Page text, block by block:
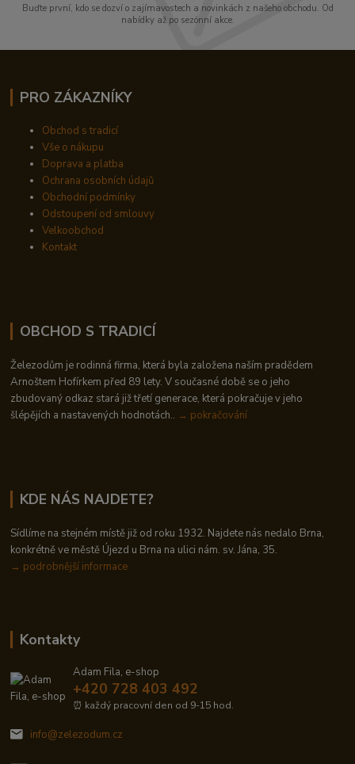
Buďte první, kdo se dozví o zajímavostech a novinkách z našeho obchodu. Od
nabídky až po sezónní akce.
PRO ZÁKAZNÍKY
Obchod s tradicí
Vše o nákupu
Doprava a platba
Ochrana osobních údajů
Obchodní podmínky
Odstoupení od smlouvy
Velkoobchod
Kontakt
OBCHOD S TRADICÍ
Železodům je rodinná firma, která byla založena naším pradědem
Arnoštem Hofírkem před 89 lety. V současné době se o jeho
zbudovaný odkaz stará již třetí generace, která pokračuje v jeho
šlépějích a nastavených hodnotách.. → pokračování
KDE NÁS NAJDETE?
Sídlíme na stejném místě již od roku 1932. Najdete nás nedalo Brna,
konkrétně ve městě Újezd u Brna na ulici nám. sv. Jána, 35.
→ podrobnější informace
Kontakty
Adam Fila, e-shop
+420 728 403 492
⏰ každý pracovní den od 9-15 hod.
info@zelezodum.cz